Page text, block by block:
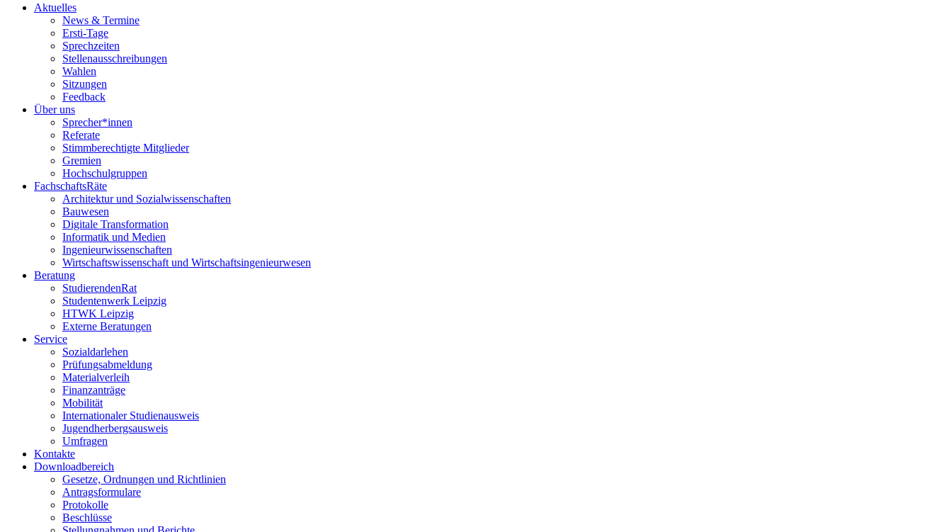
Aktuelles
News & Termine
Ersti-Tage
Sprechzeiten
Stellenausschreibungen
Wahlen
Sitzungen
Feedback
Über uns
Sprecher*innen
Referate
Stimmberechtigte Mitglieder
Gremien
Hochschulgruppen
FachschaftsRäte
Architektur und Sozialwissenschaften
Bauwesen
Digitale Transformation
Informatik und Medien
Ingenieurwissenschaften
Wirtschaftswissenschaft und Wirtschaftsingenieurwesen
Beratung
StudierendenRat
Studentenwerk Leipzig
HTWK Leipzig
Externe Beratungen
Service
Sozialdarlehen
Prüfungsabmeldung
Materialverleih
Finanzanträge
Mobilität
Internationaler Studienausweis
Jugendherbergsausweis
Umfragen
Kontakte
Downloadbereich
Gesetze, Ordnungen und Richtlinien
Antragsformulare
Protokolle
Beschlüsse